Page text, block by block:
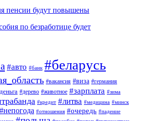
пенсии будут повышены
по безработице будет
#авто #банк #беларусь
#вакансия #виза #германия
#дерево #животное #зарплата #зима
#кредит #литва #медицина #минск
#непогода #отношения #очередь #падение